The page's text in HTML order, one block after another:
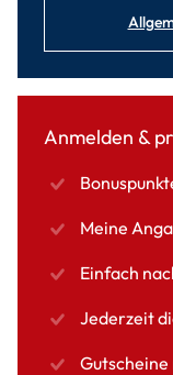
Anmelden &
Meine
Einfach
Jederzeit
Gutscheine